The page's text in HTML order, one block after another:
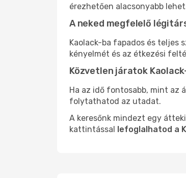
érezhetően alacsonyabb
A neked megfelelő
Kaolack-ba fapados és teljes
kényelmét és az étkezési
Közvetlen járatok
Ha az idő fontosabb, mint az
folytathatod az utadat.
A keresőnk mindezt egy
kattintással lefoglalhatod a